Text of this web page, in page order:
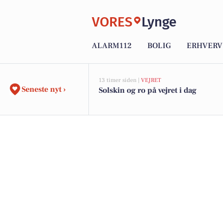
VORES Lynge
ALARM112 BOLIG ERHVERV
Seneste nyt ›
13 timer siden | VEJRET
Solskin og ro på vejret i dag